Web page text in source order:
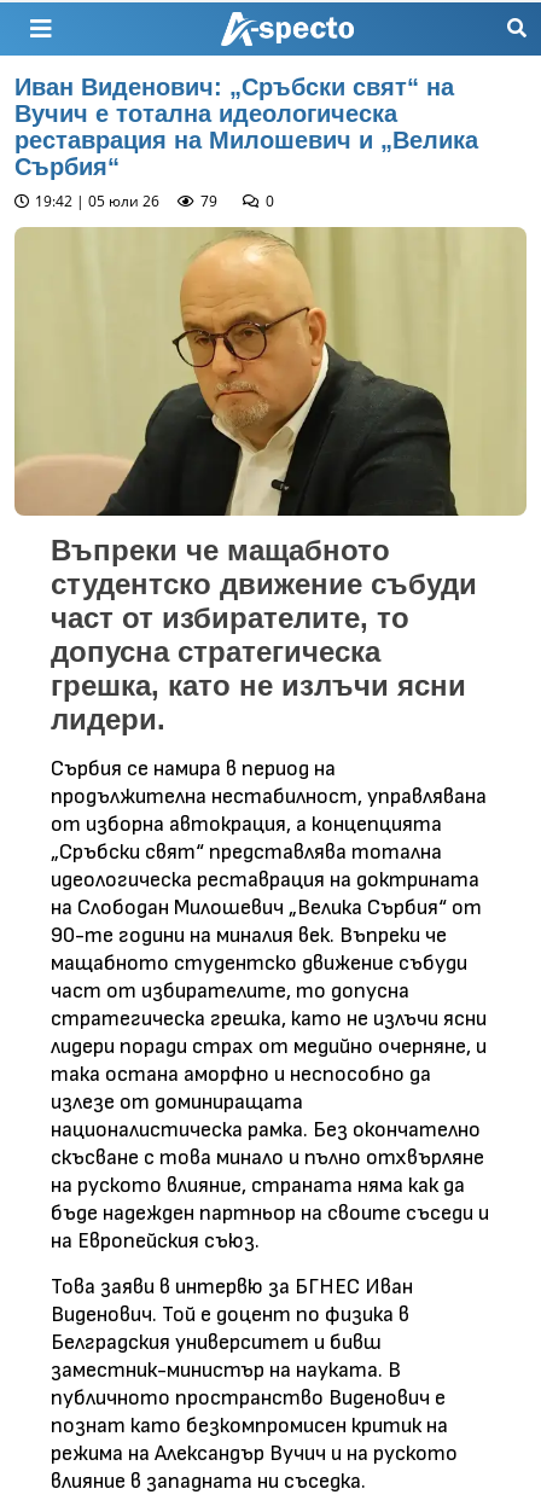
Иван Виденович: „Сръбски свят“ на
Вучич е тотална идеологическа
реставрация на Милошевич и „Велика
Сърбия“
19:42 | 05 юли 26 79 0
Въпреки че мащабното
студентско движение събуди
част от избирателите, то
допусна стратегическа
грешка, като не излъчи ясни
лидери.
Сърбия се намира в период на
продължителна нестабилност, управлявана
от изборна автокрация, а концепцията
„Сръбски свят“ представлява тотална
идеологическа реставрация на доктрината
на Слободан Милошевич „Велика Сърбия“ от
90-те години на миналия век. Въпреки че
мащабното студентско движение събуди
част от избирателите, то допусна
стратегическа грешка, като не излъчи ясни
лидери поради страх от медийно очерняне, и
така остана аморфно и неспособно да
излезе от доминиращата
националистическа рамка. Без окончателно
скъсване с това минало и пълно отхвърляне
на руското влияние, страната няма как да
бъде надежден партньор на своите съседи и
на Европейския съюз.
Това заяви в интервю за БГНЕС Иван
Виденович. Той е доцент по физика в
Белградския университет и бивш
заместник-министър на науката. В
публичното пространство Виденович е
познат като безкомпромисен критик на
режима на Александър Вучич и на руското
влияние в западната ни съседка.